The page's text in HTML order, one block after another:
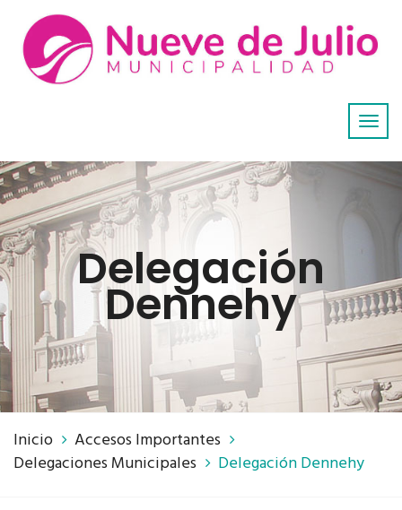
Delegación
Dennehy
Inicio
Accesos Importantes
Delegaciones Municipales
Delegación Dennehy